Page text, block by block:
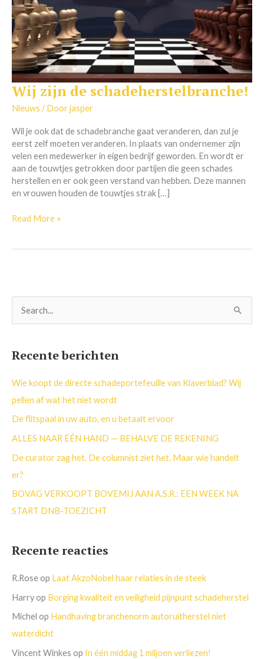
Wij zijn de schadeherstelbranche!
Nieuws / Doorjasper
Wil je ook dat de schadebranche gaat veranderen, dan zul je
eerst zelf moeten veranderen. In plaats van ondernemer zijn
velen een medewerker in eigen bedrijf geworden. En wordt er
aan de touwtjes getrokken door partijen die geen schades
herstellen en er ook geen verstand van hebben. Deze mannen
en vrouwen houden de touwtjes strak […]
Wij
de
Read More »
n
a
a
r
Recente berichten
Wie koopt de directe schadeportefeuille van Klaverblad? Wij
pellen af wat het niet wordt
De flitspaal in uw auto, en u betaalt ervoor
ALLES NAAR ÉÉN HAND — BEHALVE DE REKENING
De curator zag het. De columnist ziet het. Maar wie handelt
er?
BOVAG VERKOOPT BOVEMIJ AAN A.S.R.: EEN WEEK NA
START DNB-TOEZICHT
Recente reacties
R.Roseop Laat AkzoNobel haar relaties in de steek
Harryop Borging kwaliteit en veiligheid pijnpunt schadeherstel
Michel op Handhaving branchenorm autoruitherstel niet
waterdicht
Vincent Winkes op In één middag 1 miljoen verliezen!